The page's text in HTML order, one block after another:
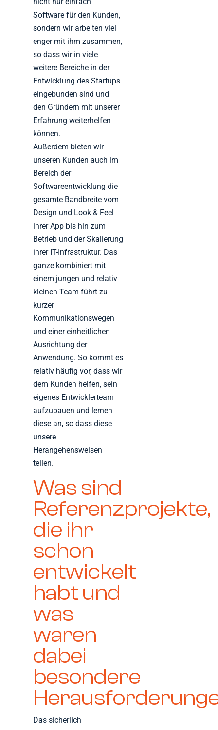
Software für den Kunden,
sondern wir arbeiten viel
enger mit ihm zusammen,
so dass wir in viele
weitere Bereiche in der
Entwicklung des Startups
eingebunden sind und
den Gründern mit unserer
Erfahrung weiterhelfen
können.
Außerdem bieten wir
unseren Kunden auch im
Bereich der
Softwareentwicklung die
gesamte Bandbreite vom
Design und Look & Feel
ihrer App bis hin zum
Betrieb und der Skalierung
ihrer IT-Infrastruktur. Das
ganze kombiniert mit
einem jungen und relativ
kleinen Team führt zu
kurzer
Kommunikationswegen
und einer einheitlichen
Ausrichtung der
Anwendung. So kommt es
relativ häufig vor, dass wir
dem Kunden helfen, sein
eigenes Entwicklerteam
aufzubauen und lernen
diese an, so dass diese
unsere
Herangehensweisen
teilen.
Was sind
Referenzprojekte,
die ihr
schon
entwickelt
habt und
was
waren
dabei
besondere
Das sicherlich